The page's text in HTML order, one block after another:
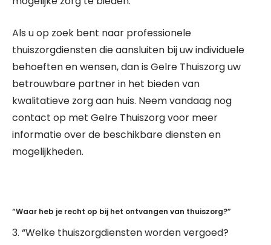
Als u op zoek bent naar professionele
thuiszorgdiensten die aansluiten bij uw individuele
behoeften en wensen, dan is Gelre Thuiszorg uw
betrouwbare partner in het bieden van
kwalitatieve zorg aan huis. Neem vandaag nog
contact op met Gelre Thuiszorg voor meer
informatie over de beschikbare diensten en
mogelijkheden.
“Waar heb je recht op bij het ontvangen van thuiszorg?”
3. “Welke thuiszorgdiensten worden vergoed?